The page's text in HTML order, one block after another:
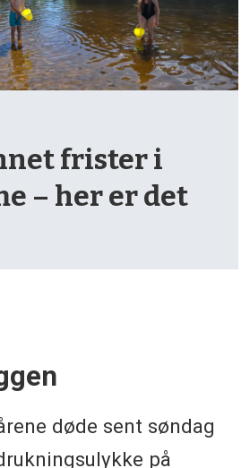
frister i
– her er det
døde sent søndag
på